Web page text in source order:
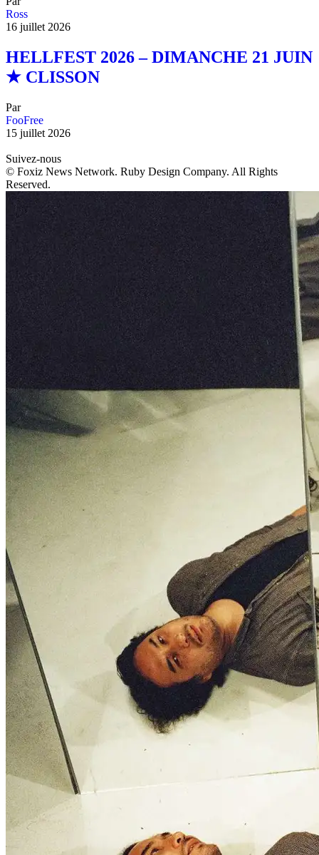
Ross
16 juillet 2026
HELLFEST 2026 – DIMANCHE 21 JUIN
★ CLISSON
Par
FooFree
15 juillet 2026
Suivez-nous
© Foxiz News Network. Ruby Design Company. All Rights
Reserved.